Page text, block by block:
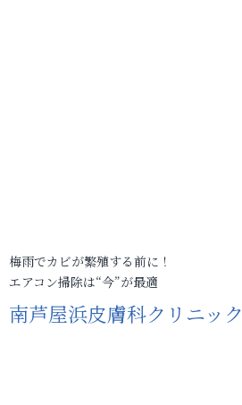
梅雨でカビが繁殖する前に！
エアコン掃除は“今”が最適
南芦屋浜皮膚科クリニック